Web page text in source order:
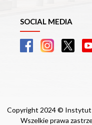
SOCIAL MEDIA
Copyright 2024 © Instytut
Wszelkie prawa